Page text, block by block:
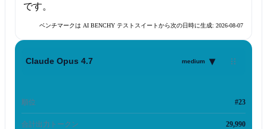
です。
ベンチマークは AI BENCHY テストスイートから次の日時に生成: 2026-08-07
Claude Opus 4.7 medium ▾
順位 #23
合計出力トークン 29,990